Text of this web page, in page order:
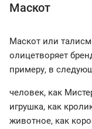
Маскот
Маскот или
олицетворяет
примеру, в
человек, как
игрушка, как
животное, как